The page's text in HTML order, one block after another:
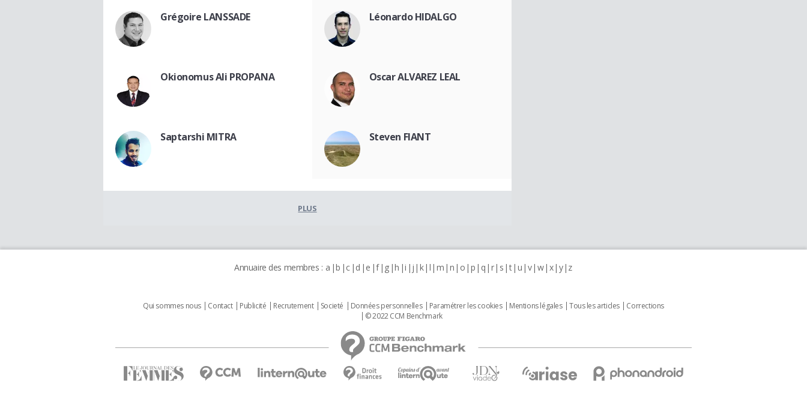
Grégoire LANSSADE Léonardo HIDALGO
Okionomus Ali PROPANA Oscar ALVAREZ LEAL
Saptarshi MITRA Steven FIANT
PLUS
Annuaire des membres : a b c d e f g h i j k l m n o p q r s t u v w x y z
Qui sommes nous Contact Publicité Recrutement Societé Données personnelles Paramétrer les cookies Mentions légales Tous les articles
Corrections
© 2022 CCM Benchmark